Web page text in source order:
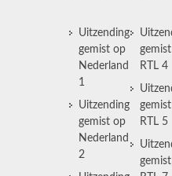
Uitzending
gemist op
Nederland
1
Uitzending
gemist op
Nederland
2
RTL 4
RTL 5